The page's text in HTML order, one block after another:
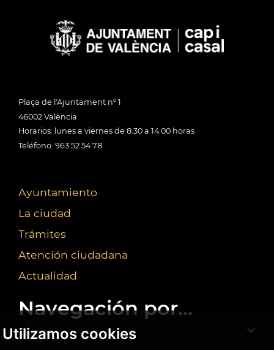
Utilizamos cookies
Plaça de l'Ajuntament nº 1
46002 València
Horarios: lunes a viernes de 8:30 a 14:00 horas
Teléfono: 963 52 54 78
Ayuntamiento
La ciudad
Trámites
Atención ciudadana
Actualidad
Navegación por...
Temas